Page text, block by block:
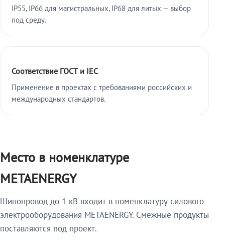
IP55, IP66 для магистральных, IP68 для литых — выбор
под среду.
Соответствие ГОСТ и IEC
Применение в проектах с требованиями российских и
международных стандартов.
Место в номенклатуре
METAENERGY
Шинопровод до 1 кВ входит в номенклатуру силового
электрооборудования METAENERGY. Смежные продукты
поставляются под проект.